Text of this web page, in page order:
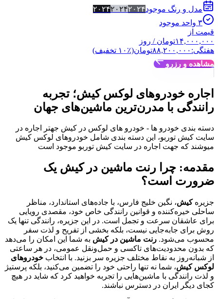
مدل و رنگ موجود ۲۰۲۴۲۰۲۴۲۰۲۴
۳ واحد موجود
قیمت از
۱۴,۰۰۰,۰۰۰تومان / روز
هفتگی: ۸۸,۲۰۰,۰۰۰تومان(٪ ۱۰ تخفیف)
مشاهده و رزرو
اجاره خودروهای لوکس کیش؛ تجربه
رانندگی با مدرن‌ترین ماشین‌های جهان
دسته بندی خودرو ها - خودرو های لوکس در کیش جهتر اجاره در
سایت کیش توربو، این دسته بندی شامل خودروهای لوکس کیش
میوشند که جهت اجاره در سایت کیش توربو موجود است
مقدمه: چرا رنت ماشین در کیش یک
ضرورت است؟
جزیرهکیش، نگین خلیج فارس، با جاده‌های استاندارد، مناظر
ساحلی خیره‌کننده و قوانین رانندگی خاص خود، مقصدی رویایی
برای عاشقان سرعت و تجمل است. در این جزیره، رانندگی تنها یک
روش برای جابه‌جایی نیست، بلکه بخشی از تفریح و لذت سفر
محسوب می‌شود. رنت ماشین در کیش به شما این امکان را می‌دهد
که بدون محدودیت‌های تاکسی و حمل‌ونقل عمومی، در هر ساعتی
از شبانه‌روز به نقاط مختلف جزیره سر بزنید. با انتخاب خودروهای
لوکس کیش، شما نه تنها راحتی خود را تضمین می‌کنید، بلکه پرستیژ
و لذت رانندگی با ماشین‌هایی را تجربه خواهید کرد که شاید در هیچ
کجای دیگر ایران در دسترس نباشند.